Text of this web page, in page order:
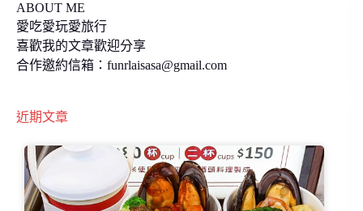
ABOUT ME
愛吃愛玩愛旅行
喜歡我的文章歡迎分享
合作邀約信箱： funrlaisasa@gmail.com
近期文章